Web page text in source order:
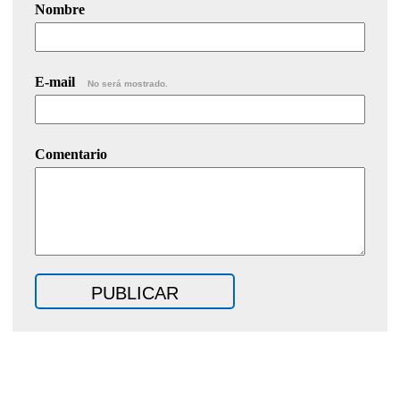
Nombre
E-mail No será mostrado.
Comentario